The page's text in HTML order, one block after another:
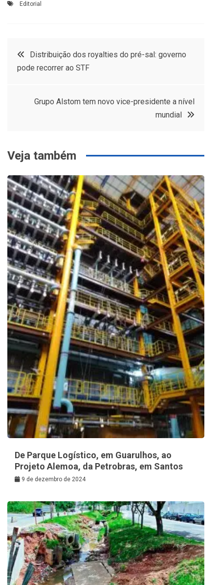
Editorial
Navegação
de
Post
Distribuição dos royalties do pré-sal: governo
pode recorrer ao STF
Grupo Alstom tem novo vice-presidente a nível
mundial
Veja também
De Parque Logístico, em Guarulhos, ao
Projeto Alemoa, da Petrobras, em Santos
9 de dezembro de 2024